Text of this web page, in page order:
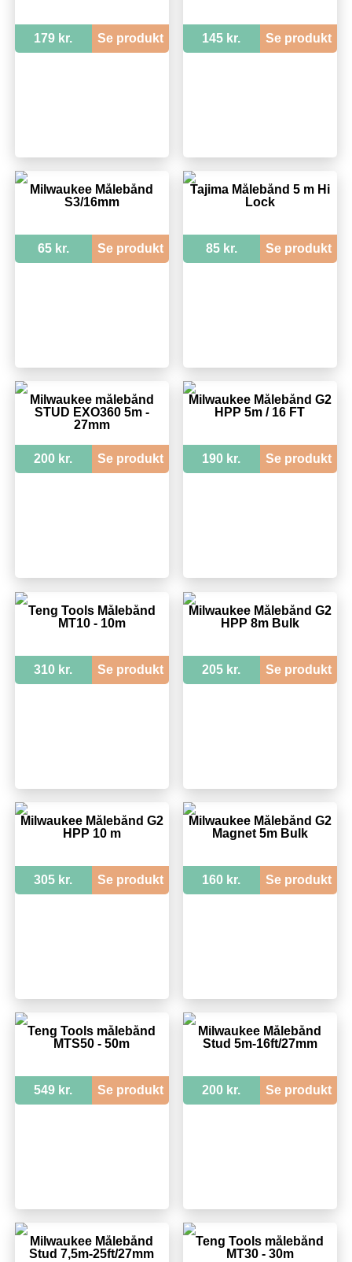
179 kr. Se produkt 145 kr. Se produkt
Milwaukee Målebånd
S3/16mm
65 kr. Se produkt
Tajima Målebånd 5 m Hi
Lock
85 kr. Se produkt
Milwaukee målebånd
STUD EXO360 5m -
27mm
200 kr. Se produkt
Milwaukee Målebånd G2
HPP 5m / 16 FT
190 kr. Se produkt
Teng Tools Målebånd
MT10 - 10m
310 kr. Se produkt
Milwaukee Målebånd G2
HPP 8m Bulk
205 kr. Se produkt
Milwaukee Målebånd G2
HPP 10 m
305 kr. Se produkt
Milwaukee Målebånd G2
Magnet 5m Bulk
160 kr. Se produkt
Teng Tools målebånd
MTS50 - 50m
549 kr. Se produkt
Milwaukee Målebånd
Stud 5m-16ft/27mm
200 kr. Se produkt
Milwaukee Målebånd
Stud 7,5m-25ft/27mm
Teng Tools målebånd
MT30 - 30m